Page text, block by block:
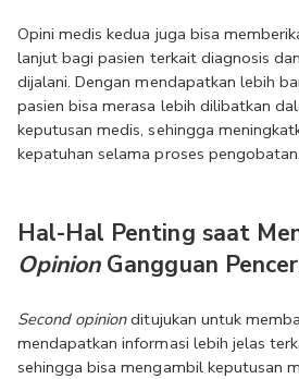
Opini medis kedua juga bisa
lanjut bagi pasien terkait diagnosis
dijalani. Dengan mendapatkan lebih
pasien bisa merasa lebih dilibatkan
keputusan medis, sehingga
kepatuhan selama proses pengobatan.
Hal-Hal Penting saat
Opinion Gangguan
Second opinion ditujukan untuk
mendapatkan informasi lebih jelas
sehingga bisa mengambil keputusan